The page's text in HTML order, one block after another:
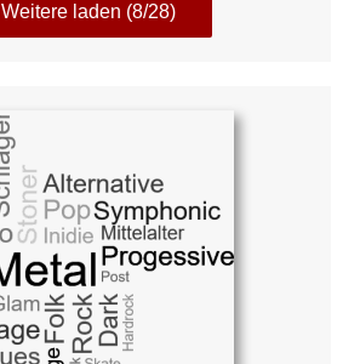
Weitere laden (8/28)